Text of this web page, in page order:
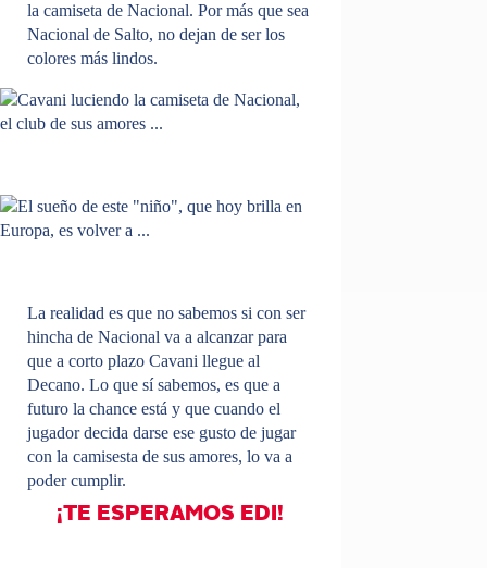
la camiseta de Nacional. Por más que sea
Nacional de Salto, no dejan de ser los
colores más lindos.
La realidad es que no sabemos si con ser
hincha de Nacional va a alcanzar para
que a corto plazo Cavani llegue al
Decano. Lo que sí sabemos, es que a
futuro la chance está y que cuando el
jugador decida darse ese gusto de jugar
con la camisesta de sus amores, lo va a
poder cumplir.
¡TE ESPERAMOS EDI!